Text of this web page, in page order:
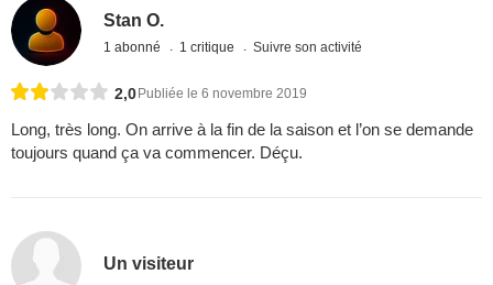
Stan O.
1 abonné 1 critique Suivre son activité
2,0Publiée le 6 novembre 2019
Long, très long. On arrive à la fin de la saison et l’on se demande
toujours quand ça va commencer. Déçu.
Un visiteur